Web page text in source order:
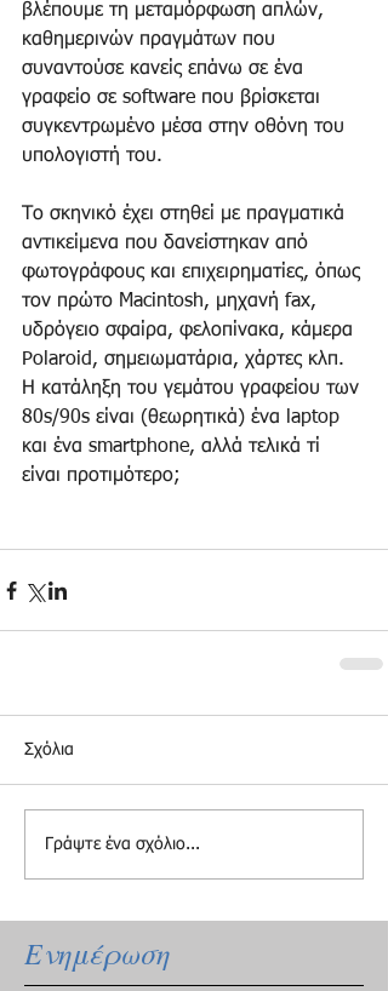
Ενημέρωση
βλέπουμε τη μεταμόρφωση απλών,
καθημερινών πραγμάτων που
συναντούσε κανείς επάνω σε ένα
γραφείο σε software που βρίσκεται
συγκεντρωμένο μέσα στην οθόνη του
υπολογιστή του.
Το σκηνικό έχει στηθεί με πραγματικά
αντικείμενα που δανείστηκαν από
φωτογράφους και επιχειρηματίες, όπως
τον πρώτο Macintosh, μηχανή fax,
υδρόγειο σφαίρα, φελοπίνακα, κάμερα
Polaroid, σημειωματάρια, χάρτες κλπ.
Η κατάληξη του γεμάτου γραφείου των
80s/90s είναι (θεωρητικά) ένα laptop
και ένα smartphone, αλλά τελικά τί
είναι προτιμότερο;
Σχόλια
Γράψτε ένα σχόλιο...